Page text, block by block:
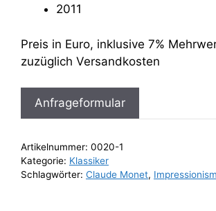
2011
Preis in Euro, inklusive 7%
zuzüglich Versandkosten
Anfrageformular
Artikelnummer: 0020-1
Kategorie: Klassiker
Schlagwörter: Claude Monet,